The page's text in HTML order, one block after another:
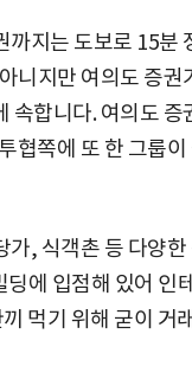
까지는 도보로 15분
니지만 여의도 증권
속합니다. 여의도 증
협쪽에 또 한 그룹
가, 식객촌 등 다양한
에 입점해 있어 인
먹기 위해 굳이 거